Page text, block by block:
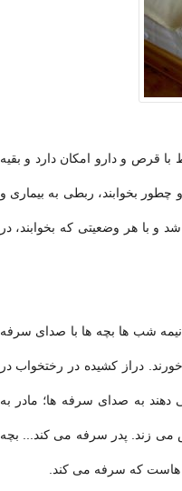
قرص و دارو امکان دارد و بقیه
چطور بخوابند، ربطی به بیماری و
و با هر وضعیتی که بخوابند، در
شب ها بچه ها با صدای سرفه
دراز کشیده در رختخواب در
به صدای سرفه ها؛ مادر به
می زند. پدر سرفه می کند... بچه
هاست که سرفه می کند.